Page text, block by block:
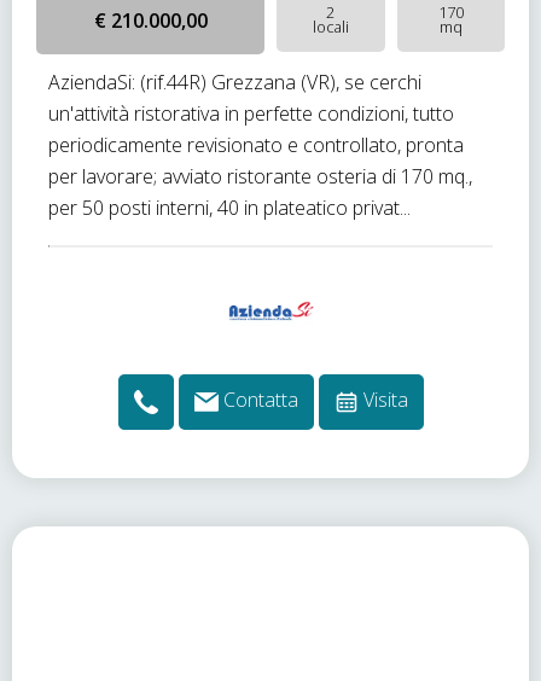
€ 210.000,00 2
locali
170
mq
AziendaSi: (rif.44R) Grezzana (VR), se cerchi
un'attività ristorativa in perfette condizioni, tutto
periodicamente revisionato e controllato, pronta
per lavorare; avviato ristorante osteria di 170 mq.,
per 50 posti interni, 40 in plateatico privat...
Contatta Visita